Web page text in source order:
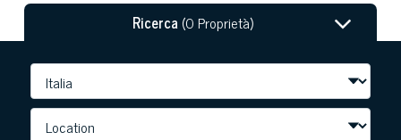
Ricerca(0 Proprietà)